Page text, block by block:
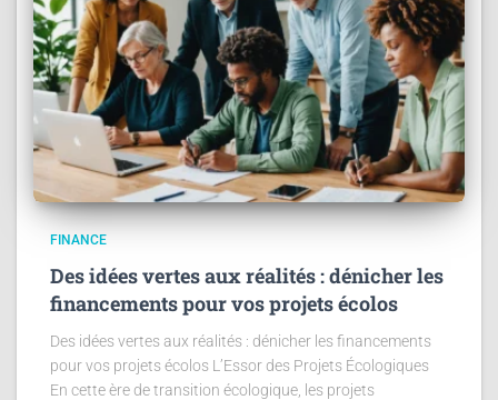
FINANCE
Des idées vertes aux réalités : dénicher les
financements pour vos projets écolos
Des idées vertes aux réalités : dénicher les financements
pour vos projets écolos L’Essor des Projets Écologiques
En cette ère de transition écologique, les projets